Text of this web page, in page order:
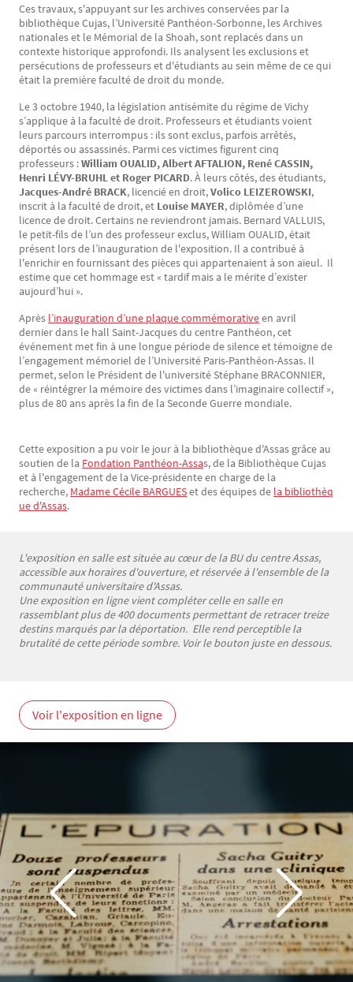
Ces travaux, s'appuyant sur les archives conservées par la
bibliothèque Cujas, l’Université Panthéon-Sorbonne, les Archives
nationales et le Mémorial de la Shoah, sont replacés dans un
contexte historique approfondi. Ils analysent les exclusions et
persécutions de professeurs et d'étudiants au sein même de ce qui
était la première faculté de droit du monde.
Le 3 octobre 1940, la législation antisémite du régime de Vichy
s’applique à la faculté de droit. Professeurs et étudiants voient
leurs parcours interrompus : ils sont exclus, parfois arrêtés,
déportés ou assassinés. Parmi ces victimes figurent cinq
professeurs :William OUALID, Albert AFTALION, René CASSIN,
Henri LÉVY-BRUHL et Roger PICARD. À leurs côtés, des étudiants,
Jacques-André BRACK, licencié en droit,Volico LEIZEROWSKI,
inscrit à la faculté de droit, et Louise MAYER, diplômée d’une
licence de droit. Certains ne reviendront jamais. Bernard VALLUIS,
le petit-fils de l’un des professeur exclus, William OUALID, était
présent lors de l’inauguration de l'exposition. Il a contribué à
l'enrichir en fournissant des pièces qui appartenaient à son aïeul. Il
estime que cet hommage est « tardif mais a le mérite d’exister
aujourd’hui ».
Après l’inauguration d’une plaque commémorativeen avril
dernier dans le hall Saint-Jacques du centre Panthéon, cet
événement met fin à une longue période de silence et témoigne de
l’engagement mémoriel de l’Université Paris-Panthéon-Assas. Il
permet, selon le Président de l'université Stéphane BRACONNIER,
de « réintégrer la mémoire des victimes dans l’imaginaire collectif »,
plus de 80 ans après la fin de la Seconde Guerre mondiale.
Texte
Cette exposition a pu voir le jour à la bibliothèque d'Assas grâce au
soutien de la Fondation Panthéon-Assas, de la Bibliothèque Cujas
et à l'engagement de la Vice-présidente en charge de la
recherche, Madame Cécile BARGUESet des équipes de la bibliothèq
ue d'Assas.
Texte
L'exposition en salle est située au cœur de la BU du centre Assas,
accessible aux horaires d'ouverture, et réservée à l'ensemble de la
communauté universitaire d'Assas.
Une exposition en ligne vient compléter celle en salle en
rassemblant plus de 400 documents permettant de retracer treize
destins marqués par la déportation. Elle rend perceptible la
brutalité de cette période sombre. Voir le bouton juste en dessous.
Voir l'exposition en ligne